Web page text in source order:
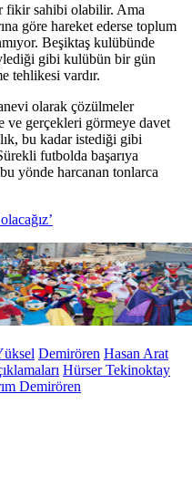
fikir sahibi olabilir. Ama
göre hareket ederse toplum
Beşiktaş kulübünde
gibi kulübün bir gün
tehlikesi vardır.
olarak çözülmeler
ve gerçekleri görmeye davet
bu kadar istediği gibi
futbolda başarıya
yönde harcanan tonlarca
Demirören Hasan Arat
Hürser Tekinoktay
Demirören